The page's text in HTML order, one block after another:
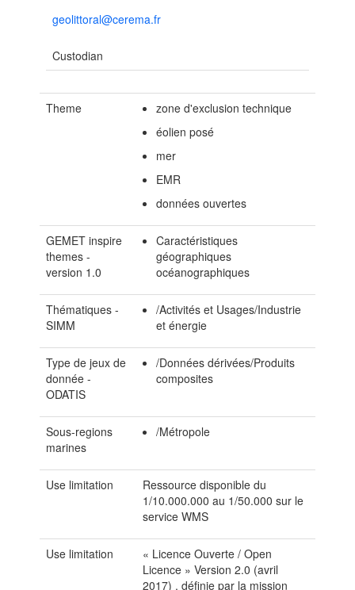
geolittoral@cerema.fr
Custodian
Theme
zone d'exclusion technique
éolien posé
mer
EMR
données ouvertes
GEMET inspire
themes -
version 1.0
Caractéristiques
géographiques
océanographiques
Thématiques -
SIMM
/Activités et Usages/Industrie
et énergie
Type de jeux de
donnée -
ODATIS
/Données dérivées/Produits
composites
Sous-regions
marines
/Métropole
Use limitation
Ressource disponible du
1/10.000.000 au 1/50.000 sur le
service WMS
Use limitation
« Licence Ouverte / Open
Licence » Version 2.0 (avril
2017) , définie par la mission